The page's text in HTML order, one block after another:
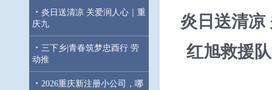
· 炎日送清凉 关爱润人心｜重
庆九
· 三下乡|青春筑梦忠酉行 劳
动推
· 2026重庆新注册小公司，哪
炎日送清凉
红旭救援